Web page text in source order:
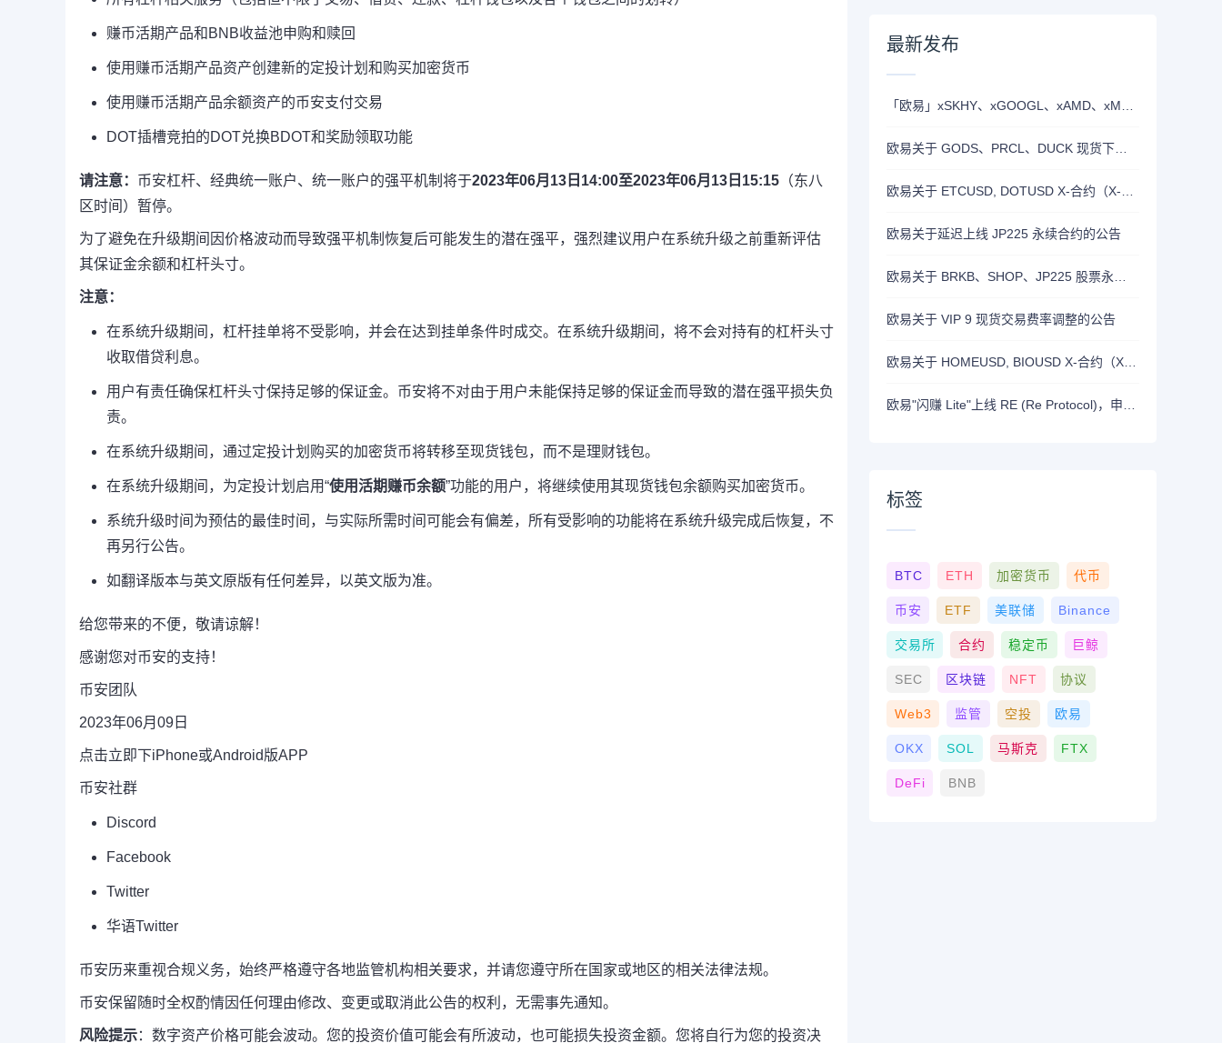
赚币活期产品和BNB收益池申购和赎回
使用赚币活期产品资产创建新的定投计划和购买加密货币
使用赚币活期产品余额资产的币安支付交易
DOT插槽竞拍的DOT兑换BDOT和奖励领取功能
请注意： 币安杠杆、经典统一账户、统一账户的强平机制将于2023年06月13日14:00至2023年06月13日15:15 （东八
区时间）暂停。
为了避免在升级期间因价格波动而导致强平机制恢复后可能发生的潜在强平，强烈建议用户在系统升级之前重新评估
其保证金余额和杠杆头寸。
注意：
在系统升级期间，杠杆挂单将不受影响，并会在达到挂单条件时成交。在系统升级期间，将不会对持有的杠杆头寸
收取借贷利息。
用户有责任确保杠杆头寸保持足够的保证金。币安将不对由于用户未能保持足够的保证金而导致的潜在强平损失负
责。
在系统升级期间，通过定投计划购买的加密货币将转移至现货钱包，而不是理财钱包。
在系统升级期间，为定投计划启用“使用活期赚币余额”功能的用户，将继续使用其现货钱包余额购买加密货币。
系统升级时间为预估的最佳时间，与实际所需时间可能会有偏差，所有受影响的功能将在系统升级完成后恢复，不
再另行公告。
如翻译版本与英文原版有任何差异，以英文版为准。
给您带来的不便，敬请谅解！
感谢您对币安的支持！
币安团队
2023年06月09日
点击立即下iPhone或Android版APP
币安社群
Discord
Facebook
Twitter
华语Twitter
币安历来重视合规义务，始终严格遵守各地监管机构相关要求，并请您遵守所在国家或地区的相关法律法规。
币安保留随时全权酌情因任何理由修改、变更或取消此公告的权利，无需事先通知。
风险提示：数字资产价格可能会波动。您的投资价值可能会有所波动，也可能损失投资金额。您将自行为您的投资决
最新发布
欧易关于延迟上线 JP225 永续合约的公告
欧易关于 VIP 9 现货交易费率调整的公告
标签
BTC ETH 加密货币 代币
币安 ETF 美联储 Binance
交易所 合约 稳定币 巨鲸
SEC 区块链 NFT 协议
Web3 监管 空投 欧易
OKX SOL 马斯克 FTX
DeFi BNB